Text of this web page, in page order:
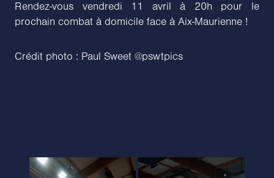
Rendez-vous vendredi 11 avril à 20h pour le
prochain combat à domicile face à Aix-Maurienne !
Crédit photo : Paul Sweet @pswtpics